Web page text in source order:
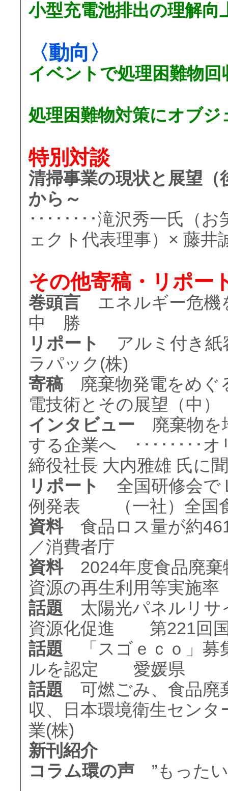
小型充電池排出の理解向
〈動向〉
イベントで処理困難物回
処理困難物対策にオブジ
特別対談
清掃事業の現状と展望
から～
････････滝沢秀一氏（
ェクト代表理事）× 藤井
その他寄稿・リポー
巻頭言 エネルギー危機
中 勝
リポート
アルミ付き
ラパック(株)
寄稿 廃棄物発電をめぐ
電技術とその展望（中
インタビュー 廃棄物を
する企業へ ････････
締役社長 大内雅雄 氏に
リポート
全国研修会で
例発表 （一社）全国
資料食品ロス量が約
／消費者庁
資料2024年度食品廃棄
資源の再生利用等実施
話題 太陽光パネルリサ
資源化促進 第221回
話題 「スゴｅｃｏ」募
ルを認定 愛媛県
話題 可燃ごみ、食品廃
収、日本環境衛生セン
業(株)
新刊紹介
コラム環の声 ”もった